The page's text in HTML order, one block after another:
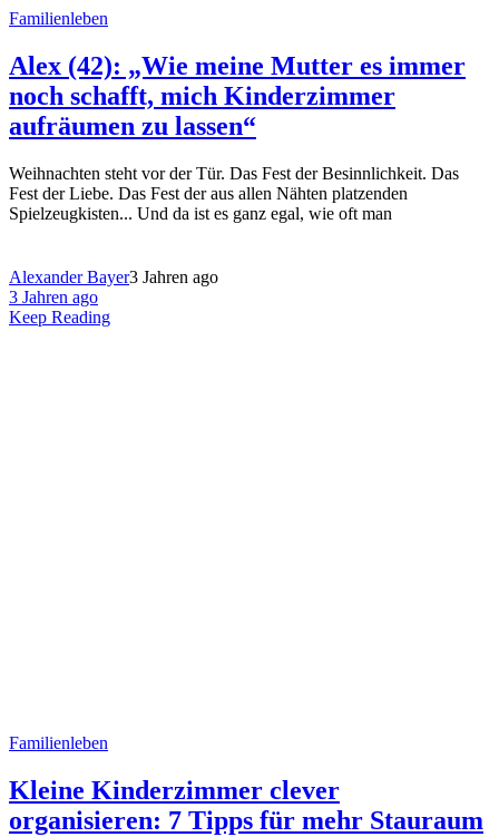
Familienleben
Alex (42): „Wie meine Mutter es immer
noch schafft, mich Kinderzimmer
aufräumen zu lassen“
Weihnachten steht vor der Tür. Das Fest der Besinnlichkeit. Das
Fest der Liebe. Das Fest der aus allen Nähten platzenden
Spielzeugkisten... Und da ist es ganz egal, wie oft man
Alexander Bayer3 Jahren ago
3 Jahren ago
Keep Reading
Familienleben
Kleine Kinderzimmer clever
organisieren: 7 Tipps für mehr Stauraum